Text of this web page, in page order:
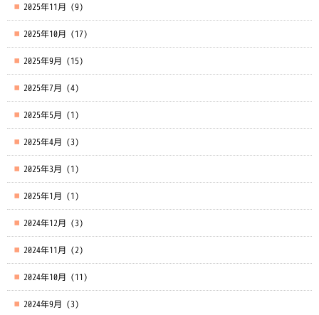
2025年11月 (9)
2025年10月 (17)
2025年9月 (15)
2025年7月 (4)
2025年5月 (1)
2025年4月 (3)
2025年3月 (1)
2025年1月 (1)
2024年12月 (3)
2024年11月 (2)
2024年10月 (11)
2024年9月 (3)